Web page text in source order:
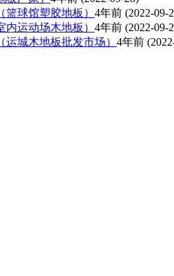
球馆塑胶地板） 4年前 (2022-09-
运动场木地板） 4年前 (2022-09-
城木地板批发市场） 4年前